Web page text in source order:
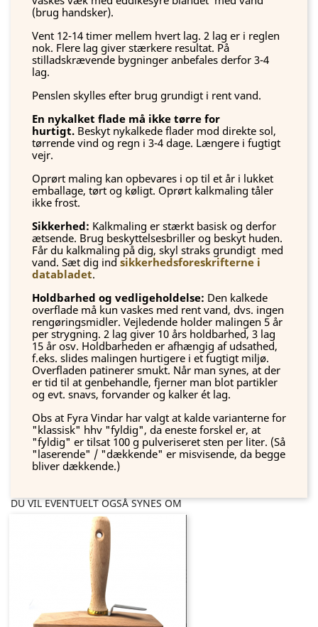
(brug handsker).
Vent 12-14 timer mellem hvert lag. 2 lag er i reglen
nok. Flere lag giver stærkere resultat. På
stilladskrævende bygninger anbefales derfor 3-4
lag.
Penslen skylles efter brug grundigt i rent vand.
En nykalket flade må ikke tørre for
hurtigt. Beskyt nykalkede flader mod direkte sol,
tørrende vind og regn i 3-4 dage. Længere i fugtigt
vejr.
Oprørt maling kan opbevares i op til et år i lukket
emballage, tørt og køligt. Oprørt kalkmaling tåler
ikke frost.
Sikkerhed: Kalkmaling er stærkt basisk og derfor
ætsende. Brug beskyttelsesbriller og beskyt huden.
Får du kalkmaling på dig, skyl straks grundigt med
vand. Sæt dig ind sikkerhedsforeskrifterne i
databladet.
Holdbarhed og vedligeholdelse: Den kalkede
overflade må kun vaskes med rent vand, dvs. ingen
rengøringsmidler. Vejledende holder malingen 5 år
per strygning. 2 lag giver 10 års holdbarhed, 3 lag
15 år osv. Holdbarheden er afhængig af udsathed,
f.eks. slides malingen hurtigere i et fugtigt miljø.
Overfladen patinerer smukt. Når man synes, at der
er tid til at genbehandle, fjerner man blot partikler
og evt. snavs, forvander og kalker ét lag.
Obs at Fyra Vindar har valgt at kalde varianterne for
"klassisk" hhv "fyldig", da eneste forskel er, at
"fyldig" er tilsat 100 g pulveriseret sten per liter. (Så
"laserende" / "dækkende" er misvisende, da begge
bliver dækkende.)
DU VIL EVENTUELT OGSÅ SYNES OM